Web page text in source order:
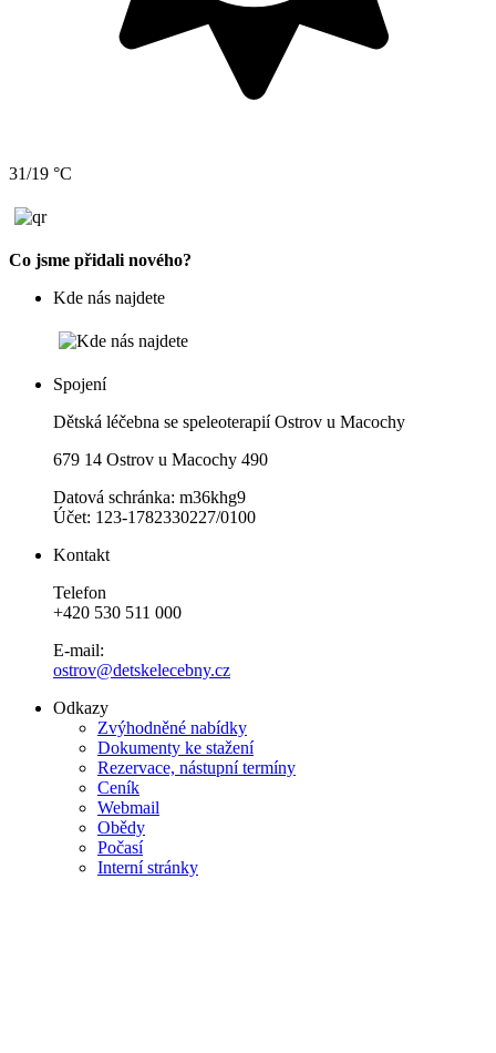
31/19 °C
Co jsme přidali nového?
Kde nás najdete
Spojení
Dětská léčebna se speleoterapií Ostrov u Macochy
679 14 Ostrov u Macochy 490
Datová schránka: m36khg9
Účet: 123-1782330227/0100
Kontakt
Telefon
+420 530 511 000
E-mail:
ostrov@detskelecebny.cz
Odkazy
Zvýhodněné nabídky
Dokumenty ke stažení
Rezervace, nástupní termíny
Ceník
Webmail
Obědy
Počasí
Interní stránky